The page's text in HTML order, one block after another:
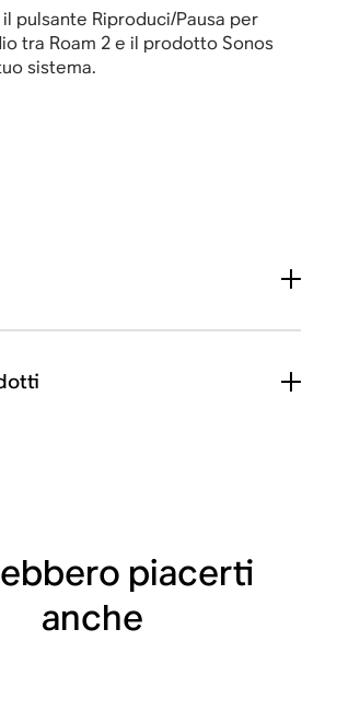
pulsante Riproduci/Pausa per
tra Roam 2 e il prodotto Sonos
sistema.
piacerti
anche